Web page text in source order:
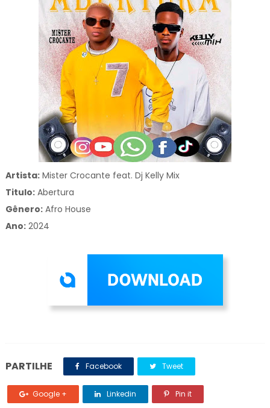
Artista:Mister Crocante feat. Dj Kelly Mix
Titulo:Abertura
Gênero: Afro House
Ano:2024
PARTILHE Facebook Tweet
Google + Linkedin Pin it